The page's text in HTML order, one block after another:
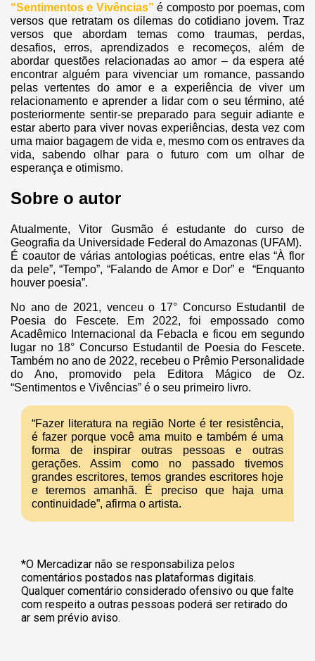
“Sentimentos e Vivências” é composto por poemas, com
versos que retratam os dilemas do cotidiano jovem. Traz
versos que abordam temas como traumas, perdas,
desafios, erros, aprendizados e recomeços, além de
abordar questões relacionadas ao amor – da espera até
encontrar alguém para vivenciar um romance, passando
pelas vertentes do amor e a experiência de viver um
relacionamento e aprender a lidar com o seu término, até
posteriormente sentir-se preparado para seguir adiante e
estar aberto para viver novas experiências, desta vez com
uma maior bagagem de vida e, mesmo com os entraves da
vida, sabendo olhar para o futuro com um olhar de
esperança e otimismo.
Sobre o autor
Atualmente, Vitor Gusmão é estudante do curso de
Geografia da Universidade Federal do Amazonas (UFAM).
É coautor de várias antologias poéticas, entre elas “À flor
da pele”, “Tempo”, “Falando de Amor e Dor” e “Enquanto
houver poesia”.
No ano de 2021, venceu o 17° Concurso Estudantil de
Poesia do Fescete. Em 2022, foi empossado como
Acadêmico Internacional da Febacla e ficou em segundo
lugar no 18° Concurso Estudantil de Poesia do Fescete.
Também no ano de 2022, recebeu o Prêmio Personalidade
do Ano, promovido pela Editora Mágico de Oz.
“Sentimentos e Vivências” é o seu primeiro livro.
“Fazer literatura na região Norte é ter resistência,
é fazer porque você ama muito e também é uma
forma de inspirar outras pessoas e outras
gerações. Assim como no passado tivemos
grandes escritores, temos grandes escritores hoje
e teremos amanhã. É preciso que haja uma
continuidade”, afirma o artista.
*O Mercadizar não se responsabiliza pelos
comentários postados nas plataformas digitais.
Qualquer comentário considerado ofensivo ou que falte
com respeito a outras pessoas poderá ser retirado do
ar sem prévio aviso.